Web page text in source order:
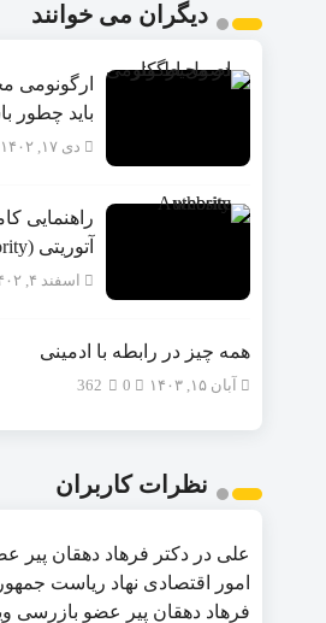
دیگران می خوانند
ارگونومی
باید چطور
دی ۱۷, ۱۴۰۲
راهنمایی
آتوریتی (Website Authority)
اسفند ۴, ۱۴۰۲
همه چیز در رابطه با ادمینی
آبان ۱۵, ۱۴۰۳ 362
نظرات کاربران
علی در دکتر فرهاد دهقان پیر
امور اقتصادی نهاد رياست
فرهاد دهقان پیر عضو بازرسی